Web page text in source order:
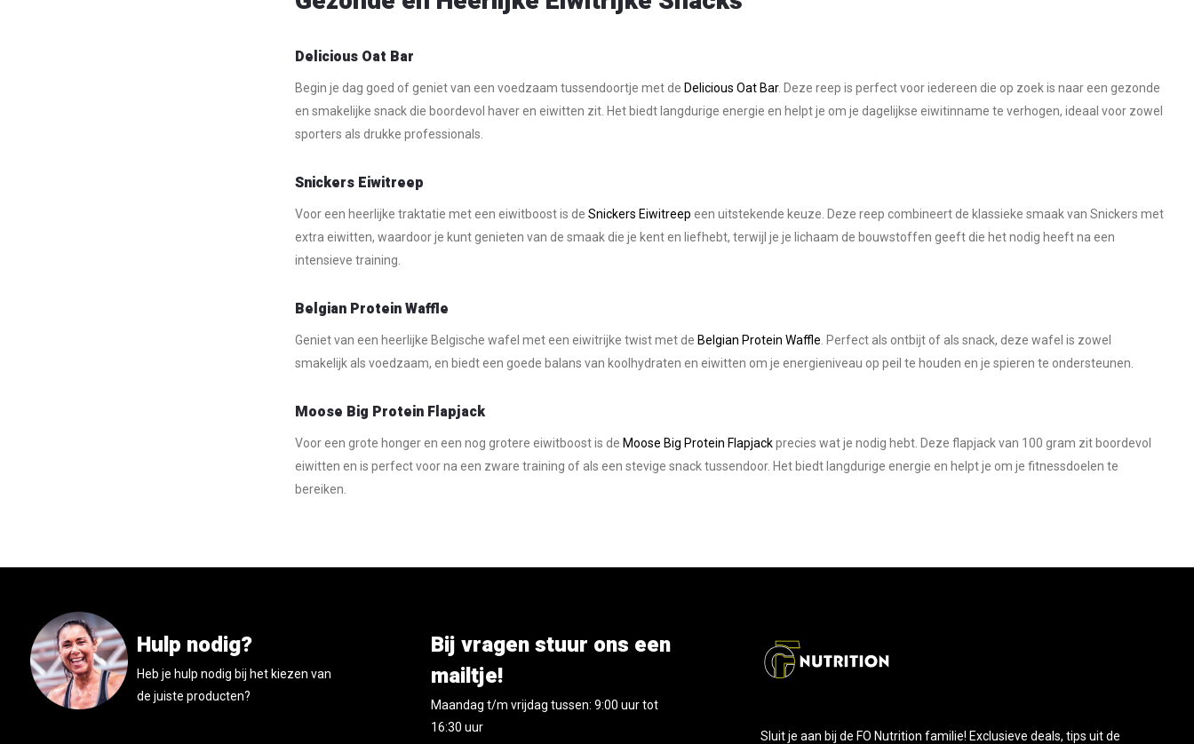
Delicious Oat Bar
Begin je dag goed of geniet van een voedzaam tussendoortje met de Delicious Oat Bar. Deze reep is perfect voor iedereen die op zoek is naar een gezonde
en smakelijke snack die boordevol haver en eiwitten zit. Het biedt langdurige energie en helpt je om je dagelijkse eiwitinname te verhogen, ideaal voor zowel
sporters als drukke professionals.
Snickers Eiwitreep
Voor een heerlijke traktatie met een eiwitboost is de Snickers Eiwitreep een uitstekende keuze. Deze reep combineert de klassieke smaak van Snickers met
extra eiwitten, waardoor je kunt genieten van de smaak die je kent en liefhebt, terwijl je je lichaam de bouwstoffen geeft die het nodig heeft na een
intensieve training.
Belgian Protein Waffle
Geniet van een heerlijke Belgische wafel met een eiwitrijke twist met de Belgian Protein Waffle . Perfect als ontbijt of als snack, deze wafel is zowel
smakelijk als voedzaam, en biedt een goede balans van koolhydraten en eiwitten om je energieniveau op peil te houden en je spieren te ondersteunen.
Moose Big Protein Flapjack
Voor een grote honger en een nog grotere eiwitboost is de Moose Big Protein Flapjackprecies wat je nodig hebt. Deze flapjack van 100 gram zit boordevol
eiwitten en is perfect voor na een zware training of als een stevige snack tussendoor. Het biedt langdurige energie en helpt je om je fitnessdoelen te
bereiken.
Hulp nodig?
Heb je hulp nodig bij het kiezen van
de juiste producten?
Bij vragen stuur ons een
mailtje!
Maandag t/m vrijdag tussen: 9:00 uur tot
16:30 uur
Sluit je aan bij de FO Nutrition familie! Exclusieve deals, tips uit de